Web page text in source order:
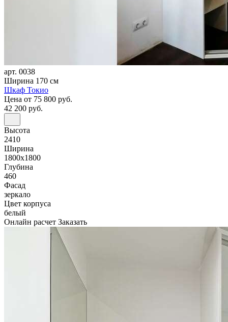
арт. 0038
Ширина 170 см
Шкаф Токио
Цена от 75 800 руб.
42 200 руб.
Высота
2410
Ширина
1800x1800
Глубина
460
Фасад
зеркало
Цвет корпуса
белый
Онлайн расчет Заказать